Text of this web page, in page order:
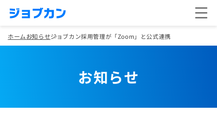
ホームお知らせジョブカン採用管理が「Zoom」と公式連携
お知らせ